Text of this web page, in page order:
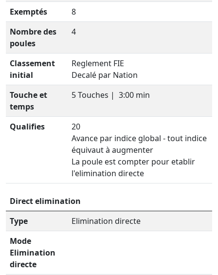
Exemptés
8
Nombre des
poules
4
Classement
initial
Reglement FIE
Decalé par Nation
Touche et
temps
5 Touches | 3:00 min
Qualifies
20
Avance par indice global - tout indice
équivaut à augmenter
La poule est compter pour etablir
l'elimination directe
Direct elimination
Type
Elimination directe
Mode
Elimination
directe